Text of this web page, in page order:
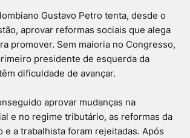
Gustavo Petro tenta, desde o
aprovar reformas sociais que alega
promover. Sem maioria no Congresso,
presidente de esquerda da
dificuldade de avançar.
aprovar mudanças na
e no regime tributário, as reformas da
e a trabalhista foram rejeitadas. Após